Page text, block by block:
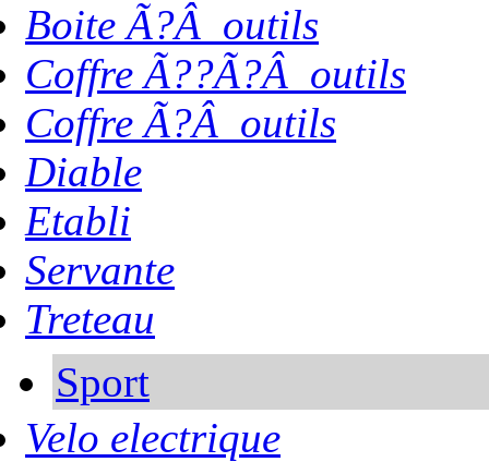
Boite Ã?Â outils
Coffre Ã??Ã?Â outils
Coffre Ã?Â outils
Diable
Etabli
Servante
Treteau
Sport
Velo electrique